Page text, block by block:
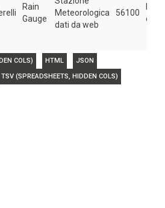
Rain
Gauge
Meteorologica
dati da web
56100
COLS) HTML
JSON
TSV (SPREADSHEETS, HIDDEN COLS)